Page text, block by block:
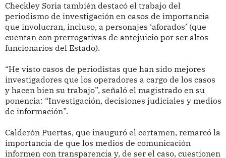
Checkley Soria también destacó el trabajo del
periodismo de investigación en casos de importancia
que involucran, incluso, a personajes ‘aforados’ (que
cuentan con prerrogativas de antejuicio por ser altos
funcionarios del Estado).
“He visto casos de periodistas que han sido mejores
investigadores que los operadores a cargo de los casos
y hacen bien su trabajo”, señaló el magistrado en su
ponencia: “Investigación, decisiones judiciales y medios
de información”.
Calderón Puertas, que inauguró el certamen, remarcó la
importancia de que los medios de comunicación
informen con transparencia y, de ser el caso, cuestionen